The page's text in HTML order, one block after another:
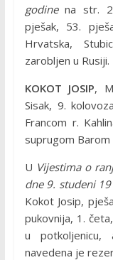
godinena str.
pješak, 53.
Hrvatska,
zarobljen u Rusiji.
KOKOT JOSIP,
Sisak, 9.
Francom r.
suprugom
U Vijestima o
dne 9. studeni
Kokot Josip,
pukovnija, 1.
u potkoljenicu,
navedena je